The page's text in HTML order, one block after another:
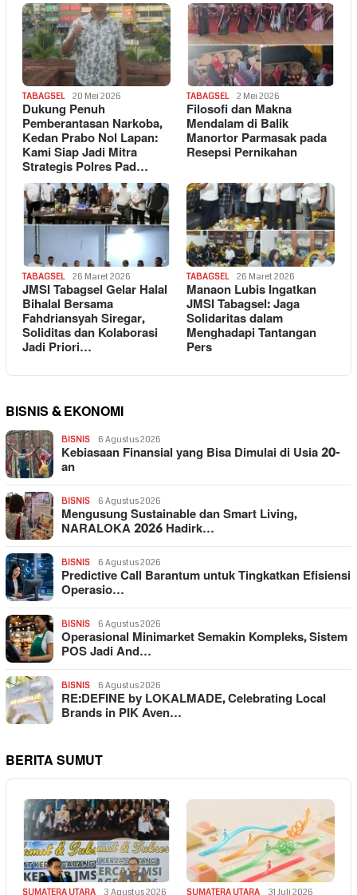
TABAGSEL 20 Mei 2026
Dukung Penuh
Pemberantasan Narkoba,
Kedan Prabo Nol Lapan:
Kami Siap Jadi Mitra
Strategis Polres Pad…
TABAGSEL 2 Mei 2026
Filosofi dan Makna
Mendalam di Balik
Manortor Parmasak pada
Resepsi Pernikahan
TABAGSEL 26 Maret 2026
JMSI Tabagsel Gelar Halal
Bihalal Bersama
Fahdriansyah Siregar,
Soliditas dan Kolaborasi
Jadi Priori…
TABAGSEL 26 Maret 2026
Manaon Lubis Ingatkan
JMSI Tabagsel: Jaga
Solidaritas dalam
Menghadapi Tantangan
Pers
BISNIS & EKONOMI
BISNIS 6 Agustus 2026
Kebiasaan Finansial yang Bisa Dimulai di Usia 20-
an
BISNIS 6 Agustus 2026
Mengusung Sustainable dan Smart Living,
NARALOKA 2026 Hadirk…
BISNIS 6 Agustus 2026
Predictive Call Barantum untuk Tingkatkan Efisiensi
Operasio…
BISNIS 6 Agustus 2026
Operasional Minimarket Semakin Kompleks, Sistem
POS Jadi And…
BISNIS 6 Agustus 2026
RE:DEFINE by LOKALMADE, Celebrating Local
Brands in PIK Aven…
BERITA SUMUT
SUMATERA UTARA 3 Agustus 2026 SUMATERA UTARA 31 Juli 2026